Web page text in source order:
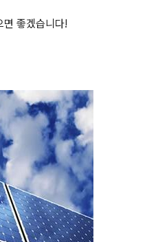
면 좋겠습니다!